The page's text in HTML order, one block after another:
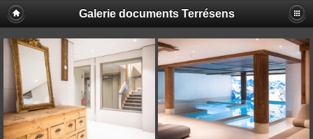
Galerie documents Terrésens